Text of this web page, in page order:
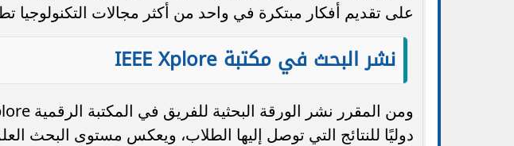
على تقديم أفكار مبتكرة في واحد من أكثر مجالات التكنولوجيا
نشر البحث في مكتبة IEEE Xplore
دوليًا للنتائج التي توصل إليها الطلاب، ويعكس مستوى البحث